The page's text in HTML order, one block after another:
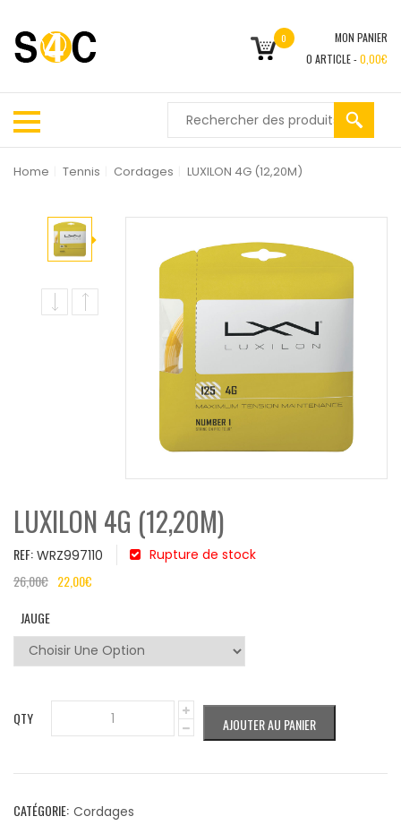
0
MON PANIER
0 ARTICLE -0,00€
Home Tennis Cordages LUXILON 4G (12,20M)
LUXILON 4G (12,20M)
REF: WRZ997110 Rupture de stock
26,00€ 22,00€
JAUGE
QTY AJOUTER AU PANIER
CATÉGORIE: Cordages